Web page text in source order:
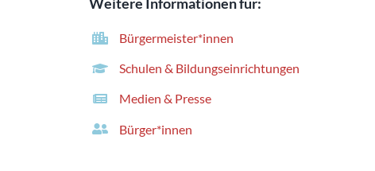
Bürgermeister*innen
Schulen & Bildungseinrichtungen
Medien & Presse
Bürger*innen